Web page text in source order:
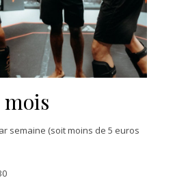
semaine (soit moins de 5 euros